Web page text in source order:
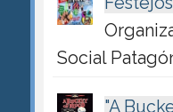
Social
"A